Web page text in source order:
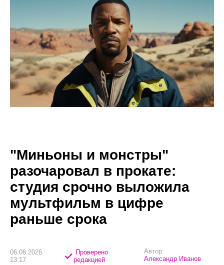
"Миньоны и монстры"
разочаровал в прокате:
студия срочно выложила
мультфильм в цифре
раньше срока
06.08.2026
13:17
Проверено
редакцией
Автор:
Александр Иванов